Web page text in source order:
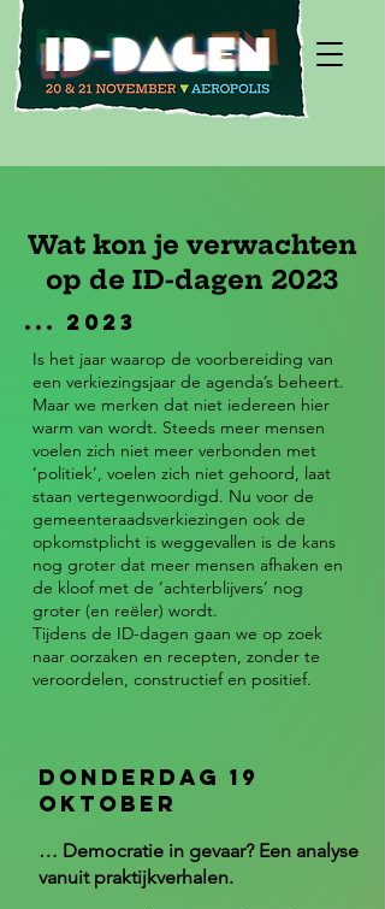
Wat kon je verwachten
op de ID-dagen 2023
... 2023
Is het jaar waarop de voorbereiding van
een verkiezingsjaar de agenda’s beheert.
Maar we merken dat niet iedereen hier
warm van wordt. Steeds meer mensen
voelen zich niet meer verbonden met
‘politiek’, voelen zich niet gehoord, laat
staan vertegenwoordigd. Nu voor de
gemeenteraadsverkiezingen ook de
opkomstplicht is weggevallen is de kans
nog groter dat meer mensen afhaken en
de kloof met de ‘achterblijvers’ nog
groter (en reëler) wordt.
Tijdens de ID-dagen gaan we op zoek
naar oorzaken en recepten, zonder te
veroordelen, constructief en positief.
Donderdag 19
oktober
… Democratie in gevaar? Een analyse
vanuit praktijkverhalen.